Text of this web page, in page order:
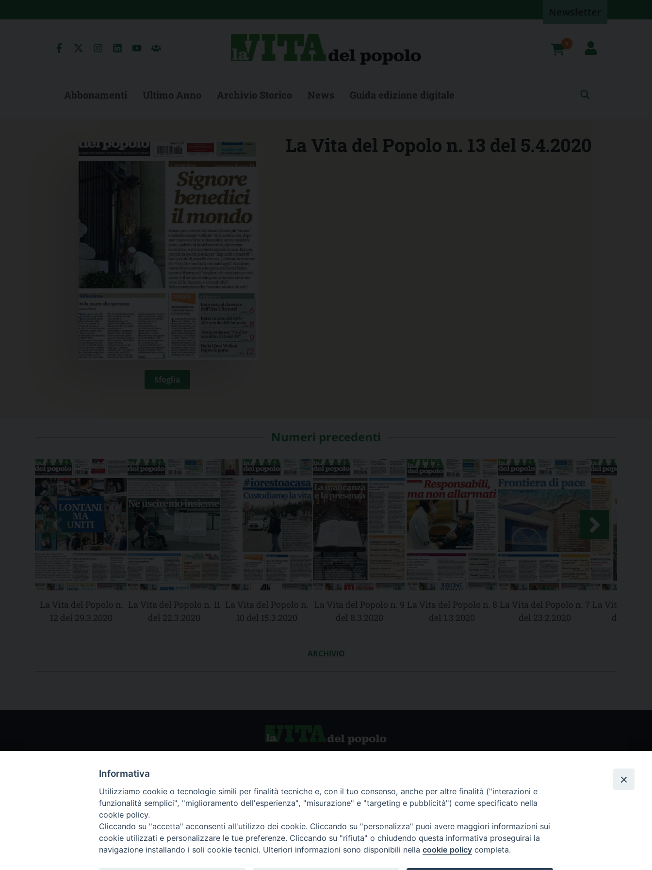
to
0
Abbonamenti Ultimo Anno Archivio Storico News Guida edizione digitale
Sfoglia
La Vita del Popolo n. 13 del 5.4.2020
Numeri precedenti
La Vita del Popolo n.
12 del 29.3.2020
La Vita del Popolo n. 11
del 22.3.2020
La Vita del Popolo n.
10 del 15.3.2020
La Vita del Popolo n. 9
del 8.3.2020
La Vita del Popolo n. 8
del 1.3.2020
La Vita del Popolo n. 7
del 23.2.2020
La Vita del
del
ARCHIVIO
Chi siamo
Servizio Clienti
Archivio rivista
Abbonamenti
Informativa
Utilizziamo cookie o tecnologie simili per finalità tecniche e, con il tuo consenso, anche per altre finalità ("interazioni e
funzionalità semplici", "miglioramento dell'esperienza", "misurazione" e "targeting e pubblicità") come specificato nella
cookie policy.
Cliccando su "accetta" acconsenti all'utilizzo dei cookie. Cliccando su "personalizza" puoi avere maggiori informazioni sui
cookie utilizzati e personalizzare le tue preferenze. Cliccando su "rifiuta" o chiudendo questa informativa proseguirai la
navigazione installando i soli cookie tecnici. Ulteriori informazioni sono disponibili nella cookie policy completa.